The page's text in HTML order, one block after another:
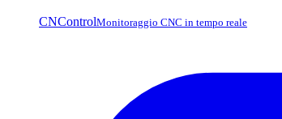
CNControlMonitoraggio CNC in tempo reale